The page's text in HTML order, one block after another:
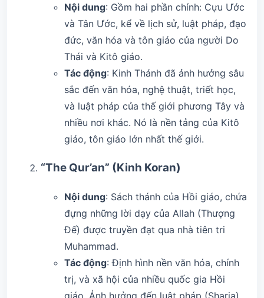
Nội dung: Gồm hai phần chính: Cựu Ước
và Tân Ước, kể về lịch sử, luật pháp, đạo
đức, văn hóa và tôn giáo của người Do
Thái và Kitô giáo.
Tác động: Kinh Thánh đã ảnh hưởng sâu
sắc đến văn hóa, nghệ thuật, triết học,
và luật pháp của thế giới phương Tây và
nhiều nơi khác. Nó là nền tảng của Kitô
giáo, tôn giáo lớn nhất thế giới.
“The Qur’an” (Kinh Koran)
Nội dung: Sách thánh của Hồi giáo, chứa
đựng những lời dạy của Allah (Thượng
Đế) được truyền đạt qua nhà tiên tri
Muhammad.
Tác động: Định hình nền văn hóa, chính
trị, và xã hội của nhiều quốc gia Hồi